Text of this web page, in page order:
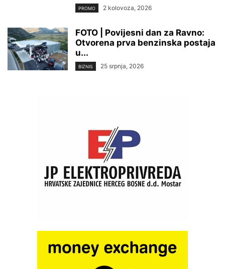
PROMO 2 kolovoza, 2026
FOTO | Povijesni dan za Ravno:
Otvorena prva benzinska postaja
u...
BIZNIS 25 srpnja, 2026